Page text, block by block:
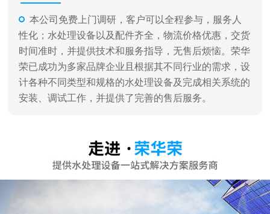
本公司免费上门调研，客户可以全程参与，服务人
性化；水处理设备以及配件齐全，物流价格优惠，交货
时间准时，并提供技术和服务指导，无售后烦恼。荣华
荣已成功为多家品牌企业且根据其不同行业的需求，设
计各种不同类型和规格的水处理设备及完成相关系统的
安装、调试工作，并提供了完善的售后服务。